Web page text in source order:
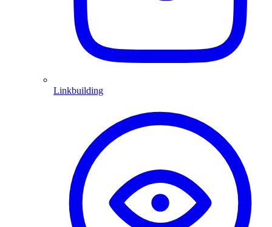
Linkbuilding